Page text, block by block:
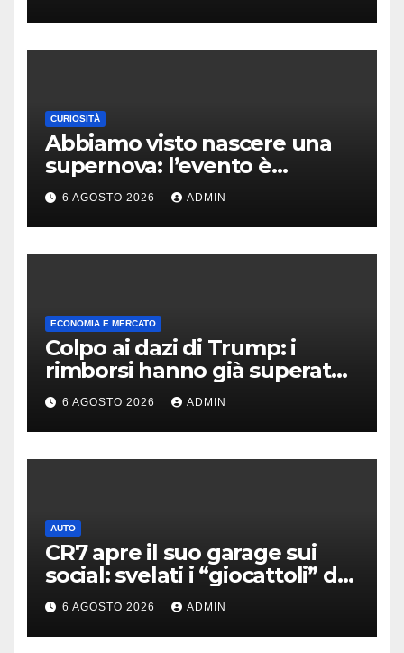
CURIOSITÀ
Abbiamo visto nascere una
supernova: l’evento è
rarissimo
6 AGOSTO 2026 ADMIN
ECONOMIA E MERCATO
Colpo ai dazi di Trump: i
rimborsi hanno già superato i
100 miliardi di dollari
6 AGOSTO 2026 ADMIN
AUTO
CR7 apre il suo garage sui
social: svelati i “giocattoli” da
oltre 40 milioni
6 AGOSTO 2026 ADMIN